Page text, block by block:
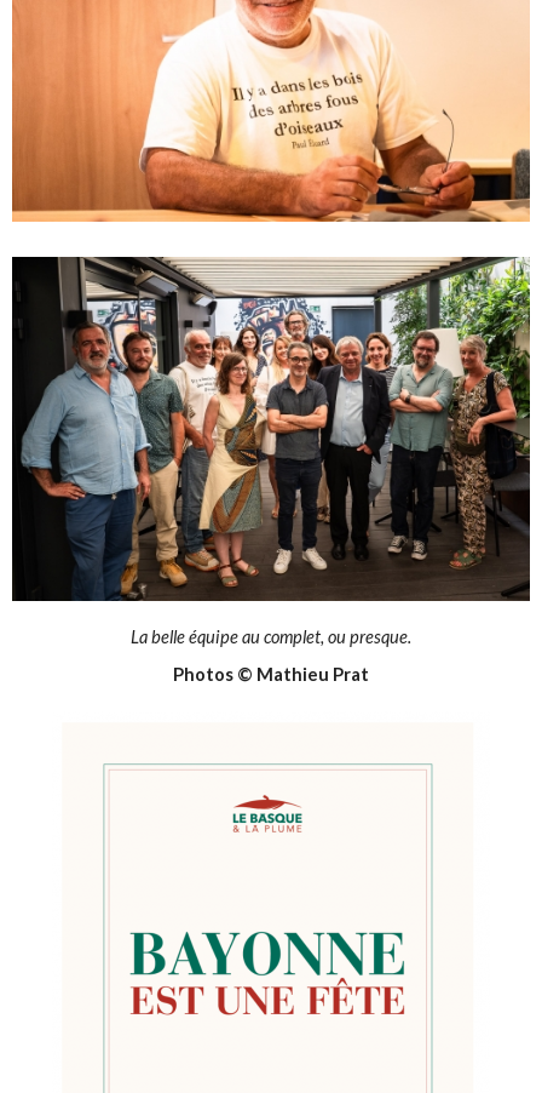
La belle équipe au complet, ou presque.
Photos © Mathieu Prat